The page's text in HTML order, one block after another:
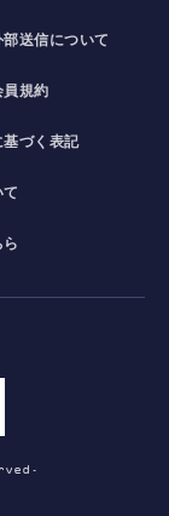
送信について
員規約
基づく表記